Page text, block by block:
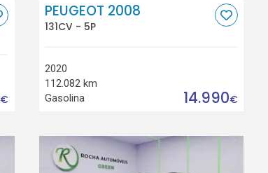
€
PEUGEOT 2008
131CV - 5P
2020
112.082 km
Gasolina
14.990€